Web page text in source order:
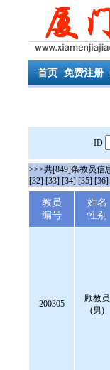
首页 免费注册
ID
>>>共[849]条教员信
[32] [33] [34] [35] [36]
教员
编号
姓名
性别
200305
顾教员
(男)